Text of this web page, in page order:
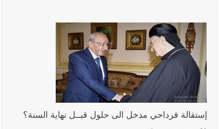
إستقالة قرداحي مدخل الى حلول قبــل نهاية السنة؟